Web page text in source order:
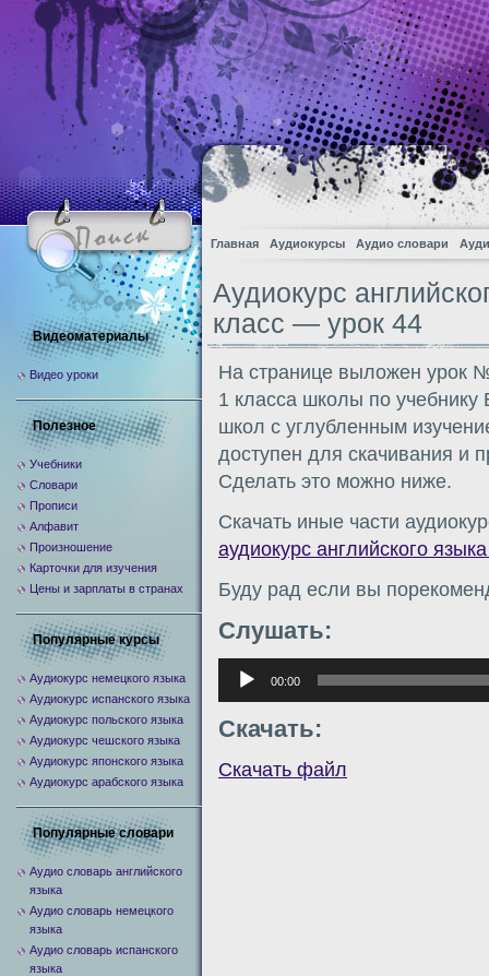
Главная Аудиокурсы Аудио словари
Аудиокурс
класс — урок 44
На странице выложен урок
1 класса школы по
школ с углубленным
доступен для скачивания и
Сделать это можно ниже.
Скачать иные части
аудиокурс английского
Буду рад если вы
Слушать:
Аудиоплеер
00:00
Скачать:
Скачать файл
Видеоматериалы
Видео уроки
Полезное
Учебники
Словари
Прописи
Алфавит
Произношение
Карточки для изучения
Цены и зарплаты в странах
Популярные курсы
Аудиокурс немецкого языка
Аудиокурс испанского языка
Аудиокурс польского языка
Аудиокурс чешского языка
Аудиокурс японского языка
Аудиокурс арабского языка
Популярные словари
Аудио словарь английского
языка
Аудио словарь немецкого
языка
Аудио словарь испанского
языка